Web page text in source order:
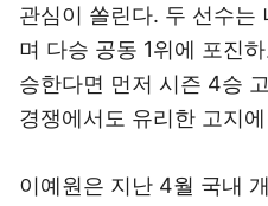
관심이 쏠린다. 두 선수는
며 다승 공동 1위에 포진
승한다면 먼저 시즌 4승
경쟁에서도 유리한 고지
이예원은 지난 4월 국내